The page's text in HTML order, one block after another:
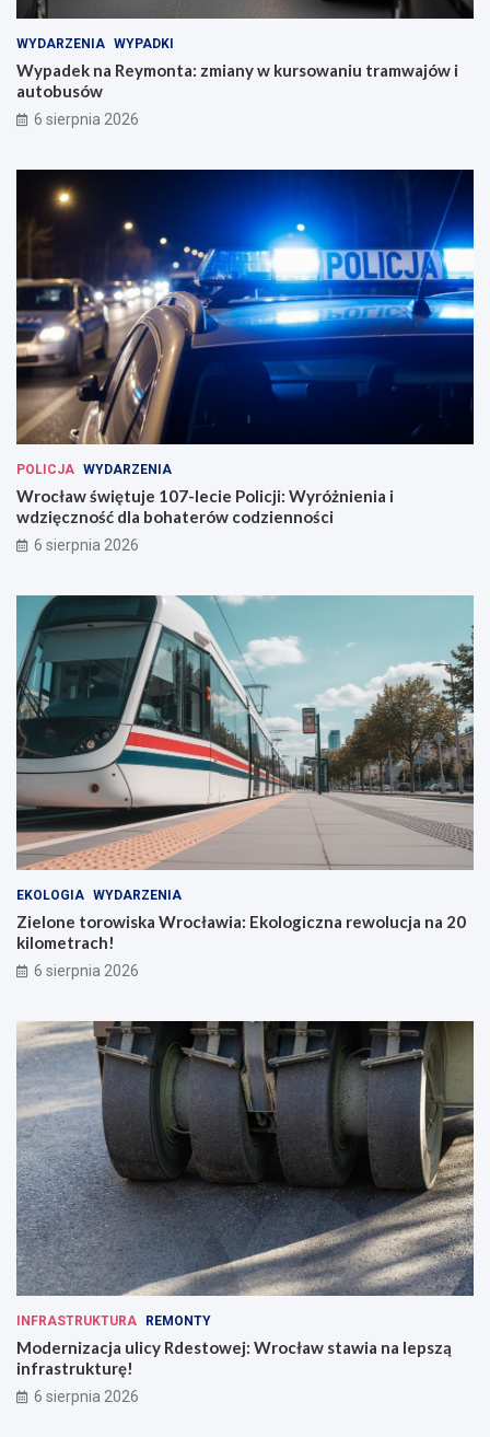
WYDARZENIA WYPADKI
Wypadek na Reymonta: zmiany w kursowaniu tramwajów i
autobusów
6 sierpnia 2026
POLICJA WYDARZENIA
Wrocław świętuje 107-lecie Policji: Wyróżnienia i
wdzięczność dla bohaterów codzienności
6 sierpnia 2026
EKOLOGIA WYDARZENIA
Zielone torowiska Wrocławia: Ekologiczna rewolucja na 20
kilometrach!
6 sierpnia 2026
INFRASTRUKTURA REMONTY
Modernizacja ulicy Rdestowej: Wrocław stawia na lepszą
infrastrukturę!
6 sierpnia 2026